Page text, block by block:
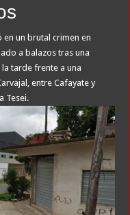
un brutal crimen en
a balazos tras una
tarde frente a una
entre Cafayate y
Tesei.